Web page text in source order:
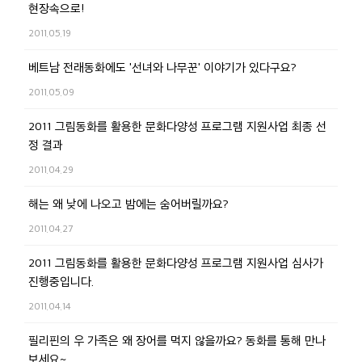
현장속으로!
2011.05.19
베트남 전래동화에도 '선녀와 나무꾼' 이야기가 있다구요?
2011.05.09
2011 그림동화를 활용한 문화다양성 프로그램 지원사업 최종 선
정 결과
2011.04.29
해는 왜 낮에 나오고 밤에는 숨어버릴까요?
2011.04.27
2011 그림동화를 활용한 문화다양성 프로그램 지원사업 심사가
진행중입니다.
2011.04.14
필리핀의 우 가족은 왜 장어를 먹지 않을까요? 동화를 통해 만나